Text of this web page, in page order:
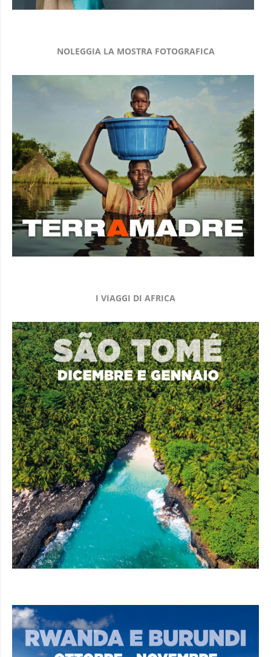
NOLEGGIA LA MOSTRA FOTOGRAFICA
I VIAGGI DI AFRICA